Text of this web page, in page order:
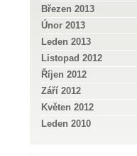
Březen 2013
Únor 2013
Leden 2013
Listopad 2012
Říjen 2012
Září 2012
Květen 2012
Leden 2010